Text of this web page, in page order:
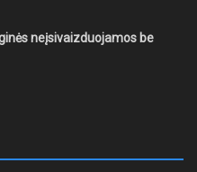
neįsivaizduojamos be